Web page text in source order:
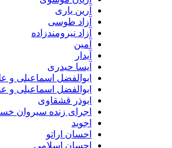
آرین یاری
آزاد طوسی
آزاد نیرومندزاده
آمین
آیدار
آیسا حیدری
ابوالفضل اسماعیلی و علی
ابوالفضل اسماعیلی و عماد
ابوذر قشقاوی
اجرای زنده سیروان خسروی
اجوید
احسان اراتو
احسان اسلامی